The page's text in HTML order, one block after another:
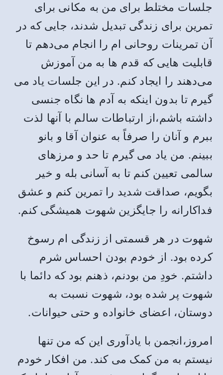
جلسات مختلط برای من به مکانی برای
تمرین برای زندگی تبدیل شدند، جایی که در
آن تمرینات روحانی ام را انجام می‌دهم تا
قابلیت هایی که قدم ها به من آموزش
می‌دهند را ایجاد کنم. در این جلسات یاد می
گیرم تا بدون اینکه به آدم ها نگاه جنسی
داشته باشم،از ارتباطات سالم با آنها لذت
ببرم و آنان را صرفاً به عنوان آقا ‌و بانو
ببینم. من یاد می گیرم تا حد و مرزهای
سالمی تعیین کنم تا به آسانی بله و خیر
بگویم، صداقت شدید را تمرین کنم و عشق
فداکارانه را جایگزین شهوت همیشگی کنم.
شهوت در هر قسمتی از زندگی ام رسوخ
کرده بود. از خودم بودن احساس شرم
داشتم. خودِ من بودنم، ذهنم بود که دائما با
شهوت پر شده بود، شهوت نسبت به
دوستان، اعضای خانواده و حتی حیوانات.
امروز،انجمن با یادآوری این که من تنها
نیستم به من کمک می کند. من افکار خودم